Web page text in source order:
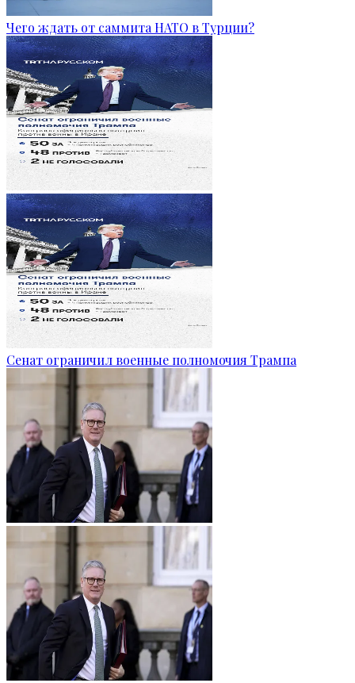
Чего ждать от саммита НАТО в Турции?
Сенат ограничил военные полномочия Трампа